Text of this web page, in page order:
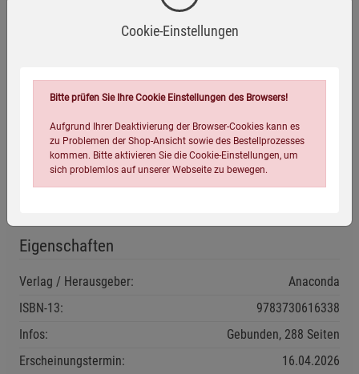
voneinander gelesen werden. Der Klassiker ist neu
übersetzt von Felix Mayer.
Herstellerinformationen
Eigenschaften
Verlag / Herausgeber:
Anaconda
ISBN-13:
9783730616338
Infos:
Gebunden, 288 Seiten
Erscheinungstermin:
16.04.2026
Cookie-Einstellungen
Bitte prüfen Sie Ihre Cookie Einstellungen des Browsers!
Aufgrund Ihrer Deaktivierung der Browser-Cookies kann es
zu Problemen der Shop-Ansicht sowie des Bestellprozesses
kommen. Bitte aktivieren Sie die Cookie-Einstellungen, um
sich problemlos auf unserer Webseite zu bewegen.
Einstellungen speichern für die GruppeEinstellungen speichern für die Gruppe
Zurück Einstellungen speichern für die Gruppe
Einwilligung nicht erteilen